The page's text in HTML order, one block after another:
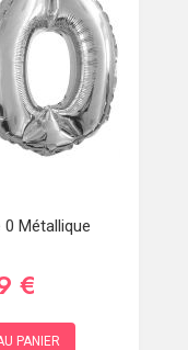
Métallique
€
PANIER